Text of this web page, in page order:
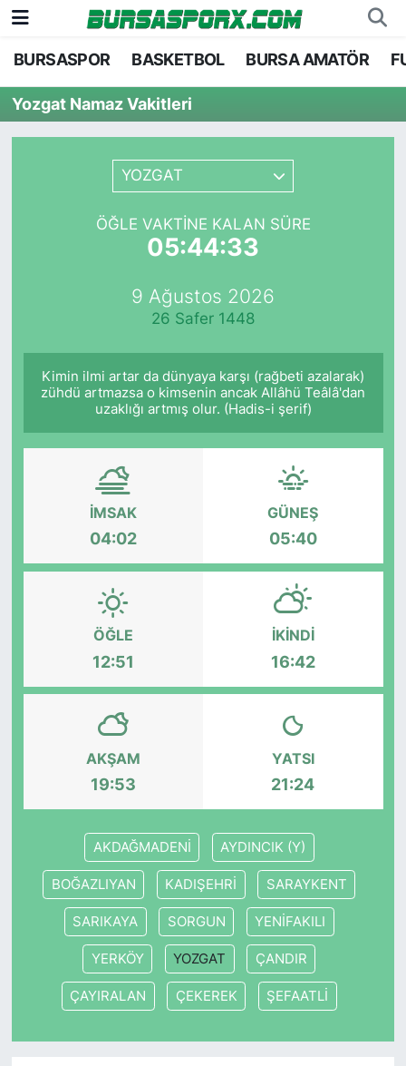
BURSASPOR BASKETBOL BURSA AMATÖR
Yozgat Namaz Vakitleri
YOZGAT
ÖĞLE VAKTINE KALAN SÜRE
05:44:33
9 Ağustos 2026
26 Safer 1448
Kimin ilmi artar da dünyaya karşı (rağbeti azalarak)
zühdü artmazsa o kimsenin ancak Allâhü Teâlâ'dan
uzaklığı artmış olur. (Hadis-i şerif)
İMSAK
04:02
GÜNEŞ
05:40
ÖĞLE
12:51
İKINDI
16:42
AKŞAM
19:53
YATSI
21:24
AKDAĞMADENİ AYDINCIK (Y)
BOĞAZLIYAN KADIŞEHRİ SARAYKENT
SARIKAYA SORGUN YENİFAKILI
YERKÖY YOZGAT ÇANDIR
ÇAYIRALAN ÇEKEREK ŞEFAATLİ
Bursaspor
Futbol
Basketbol
Bursa Nöbetçi Eczaneler
Bursa Hava Durumu
Bursa Namaz Vakitleri
TFF 1.Lig Puan Durumu ve Fikstür
Tüm Manşetler
Haber Arşivi